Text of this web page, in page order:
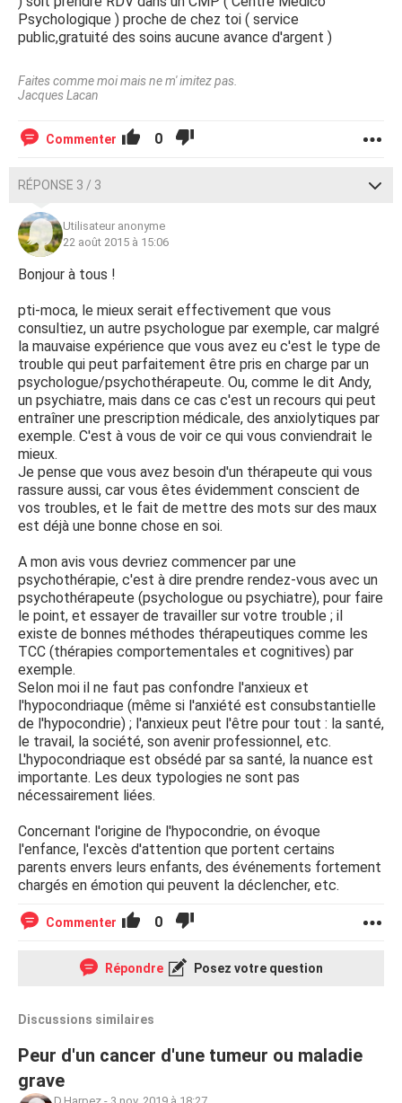
Psychologique ) proche de chez toi ( service
public,gratuité des soins aucune avance d'argent )
Faites comme moi mais ne m' imitez pas.
Jacques Lacan
Commenter 0
RÉPONSE 3 / 3
Utilisateur anonyme
22 août 2015 à 15:06
Bonjour à tous !
pti-moca, le mieux serait effectivement que vous
consultiez, un autre psychologue par exemple, car malgré
la mauvaise expérience que vous avez eu c'est le type de
trouble qui peut parfaitement être pris en charge par un
psychologue/psychothérapeute. Ou, comme le dit Andy,
un psychiatre, mais dans ce cas c'est un recours qui peut
entraîner une prescription médicale, des anxiolytiques par
exemple. C'est à vous de voir ce qui vous conviendrait le
mieux.
Je pense que vous avez besoin d'un thérapeute qui vous
rassure aussi, car vous êtes évidemment conscient de
vos troubles, et le fait de mettre des mots sur des maux
est déjà une bonne chose en soi.
A mon avis vous devriez commencer par une
psychothérapie, c'est à dire prendre rendez-vous avec un
psychothérapeute (psychologue ou psychiatre), pour faire
le point, et essayer de travailler sur votre trouble ; il
existe de bonnes méthodes thérapeutiques comme les
TCC (thérapies comportementales et cognitives) par
exemple.
Selon moi il ne faut pas confondre l'anxieux et
l'hypocondriaque (même si l'anxiété est consubstantielle
de l'hypocondrie) ; l'anxieux peut l'être pour tout : la santé,
le travail, la société, son avenir professionnel, etc.
L'hypocondriaque est obsédé par sa santé, la nuance est
importante. Les deux typologies ne sont pas
nécessairement liées.
Concernant l'origine de l'hypocondrie, on évoque
l'enfance, l'excès d'attention que portent certains
parents envers leurs enfants, des événements fortement
chargés en émotion qui peuvent la déclencher, etc.
Commenter 0
Répondre Posez votre question
Discussions similaires
Peur d'un cancer d'une tumeur ou maladie
grave